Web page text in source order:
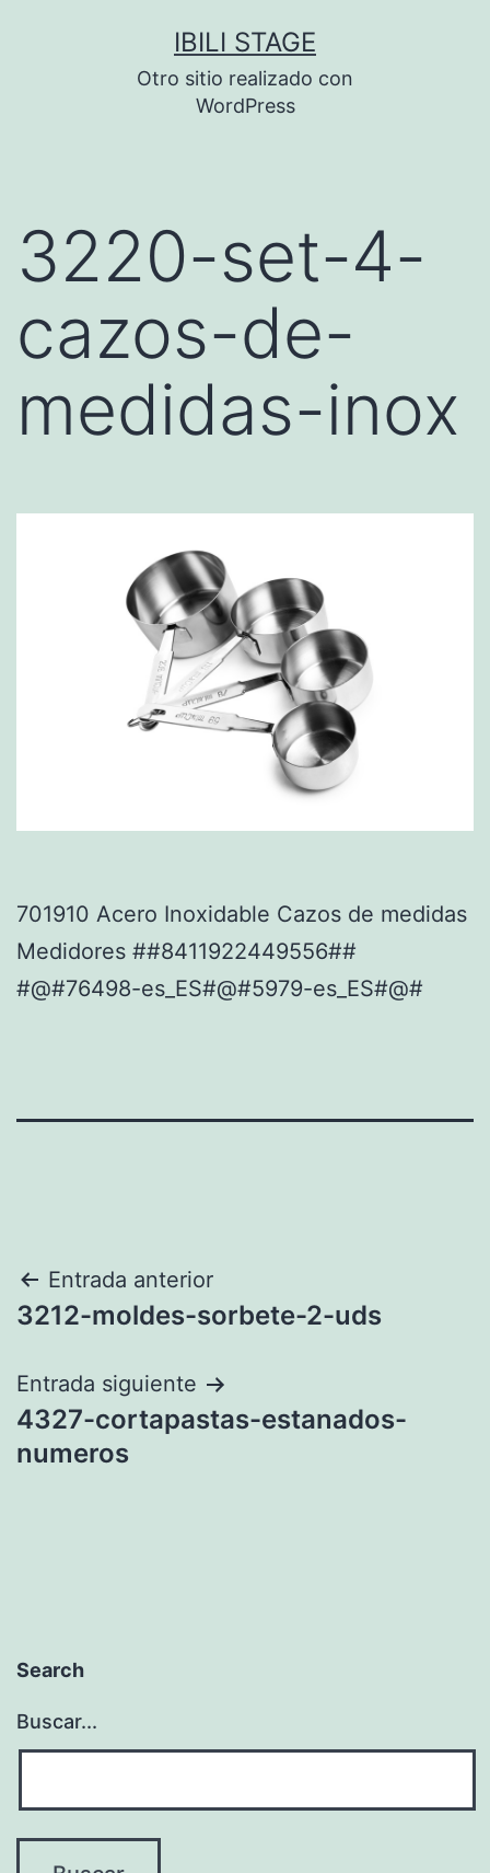
IBILI STAGE
Otro sitio realizado con
WordPress
3220-set-4-
cazos-de-
medidas-inox
701910 Acero Inoxidable Cazos de medidas
Medidores ##8411922449556##
#@#76498-es_ES#@#5979-es_ES#@#
Navegación
de
entradas
Entrada anterior
3212-moldes-sorbete-2-uds
Entrada siguiente
4327-cortapastas-estanados-
numeros
Search
Buscar...